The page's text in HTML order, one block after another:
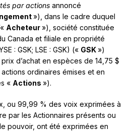
par actions annoncé
»), dans le cadre duquel
Acheteur»), société constituée
Canada et filiale en propriété
: GSK; LSE : GSK) (« GSK»)
d’achat en espèces de 14,75 $
ordinaires émises et en
« Actions »).
ou 99,99 % des voix exprimées à
par les Actionnaires présents ou
pouvoir, ont été exprimées en